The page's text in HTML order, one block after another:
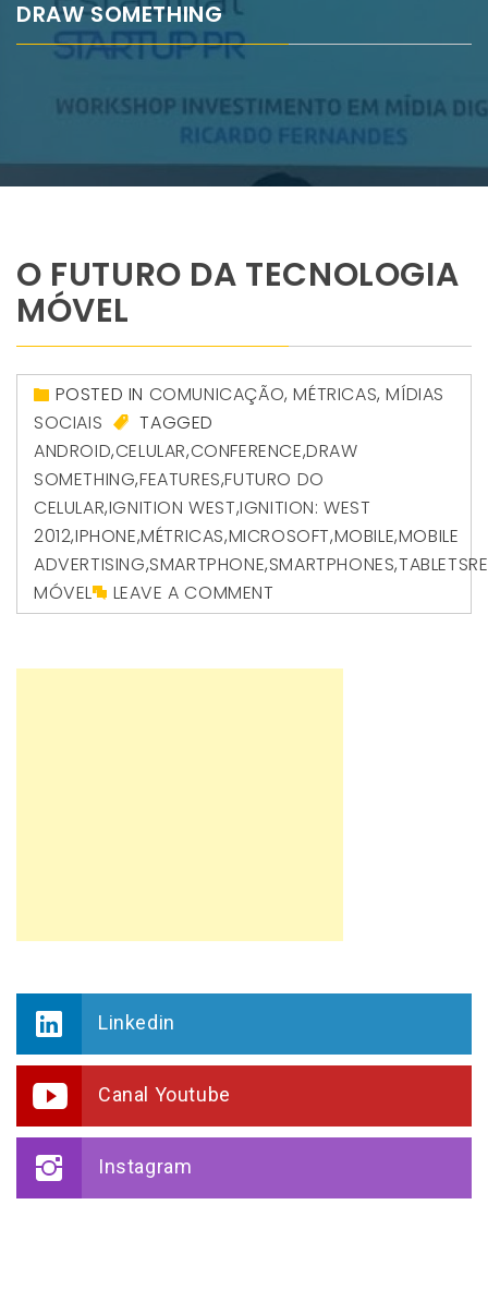
DRAW SOMETHING
O FUTURO DA TECNOLOGIA
MÓVEL
POSTED IN COMUNICAÇÃO,MÉTRICAS,MÍDIAS
SOCIAIS
TAGGED
ANDROID,CELULAR,CONFERENCE,DRAW
SOMETHING,FEATURES,FUTURO DO
CELULAR,IGNITION WEST,IGNITION: WEST
2012,IPHONE,MÉTRICAS,MICROSOFT,MOBILE,MOBILE
ADVERTISING,SMARTPHONE,SMARTPHONES,
MÓVEL
LEAVE A COMMENT
Linkedin
Canal Youtube
Instagram